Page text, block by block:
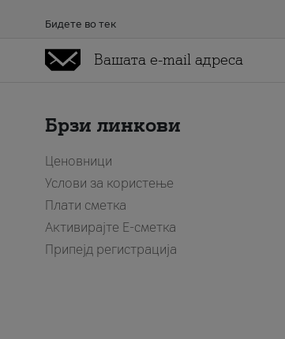
Бидете во тек
Брзи линкови
Ценовници
Услови за користење
Плати сметка
Активирајте Е-сметка
Припејд регистрација